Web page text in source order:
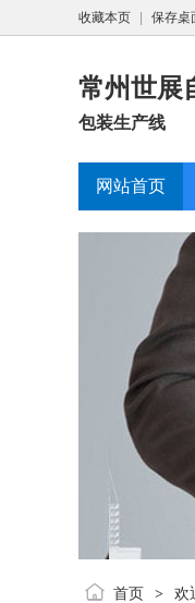
收藏本页 保存桌
常州世展
包装生产线
网站首页
首页 > 欢